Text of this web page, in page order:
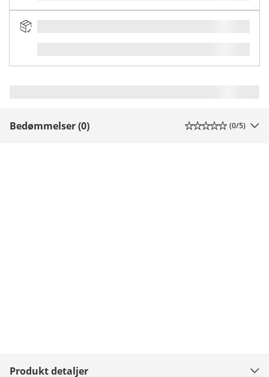
Bedømmelser (0) (0/5)
Produkt detaljer